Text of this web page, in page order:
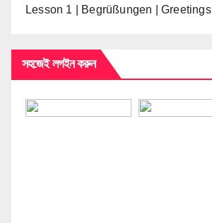
Lesson 1 | Begrüßungen | Greetings
সহজেই লগইন করুন